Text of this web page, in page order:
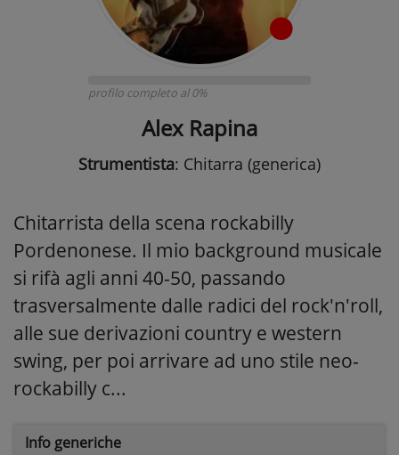
profilo completo al 0%
Alex Rapina
Strumentista: Chitarra (generica)
Chitarrista della scena rockabilly
Pordenonese. Il mio background musicale
si rifà agli anni 40-50, passando
trasversalmente dalle radici del rock'n'roll,
alle sue derivazioni country e western
swing, per poi arrivare ad uno stile neo-
rockabilly c...
Info generiche